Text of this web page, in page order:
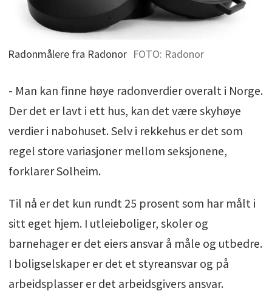
Radonmålere fra Radonor FOTO: Radonor
- Man kan finne høye radonverdier overalt i Norge.
Der det er lavt i ett hus, kan det være skyhøye
verdier i nabohuset. Selv i rekkehus er det som
regel store variasjoner mellom seksjonene,
forklarer Solheim.
Til nå er det kun rundt 25 prosent som har målt i
sitt eget hjem. I utleieboliger, skoler og
barnehager er det eiers ansvar å måle og utbedre.
I boligselskaper er det et styreansvar og på
arbeidsplasser er det arbeidsgivers ansvar.